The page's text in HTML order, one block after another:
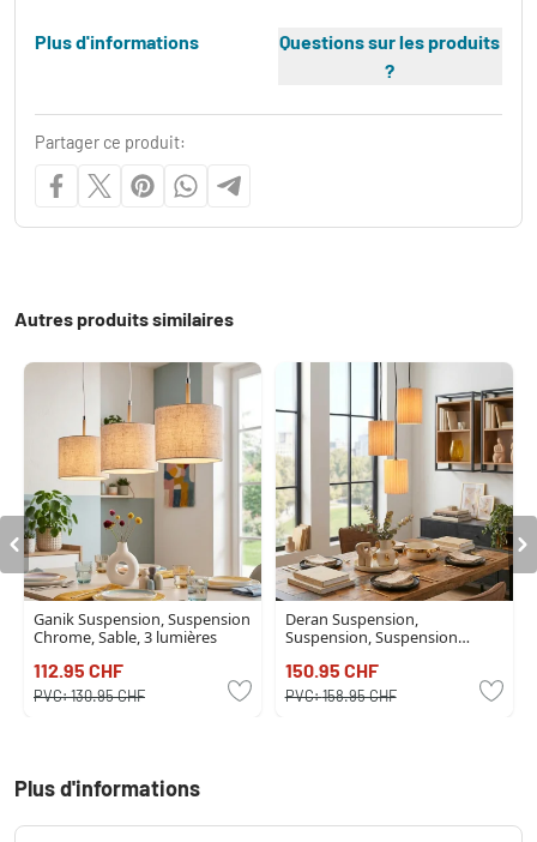
Plus d'informations
Questions sur les produits
?
Partager ce produit:
Autres produits similaires
Ganik Suspension, Suspension
Chrome, Sable, 3 lumières
112.95 CHF
PVC:130.95 CHF
Deran Suspension,
Suspension, Suspension
150.95 CHF
PVC:158.95 CHF
Plus d'informations